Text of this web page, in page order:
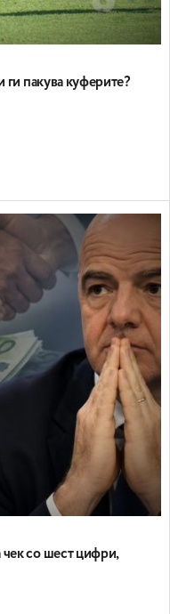
пакува куферите?
со шест цифри,